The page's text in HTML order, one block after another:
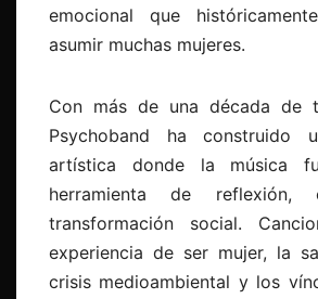
emocional que
asumir muchas mujeres.
Con más de una década de
Psychoband ha construido
artística donde la música
herramienta de reflexión,
transformación social.
experiencia de ser mujer, la
crisis medioambiental y los